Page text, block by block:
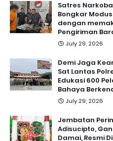
Satres
Bongkar
dengan
Pengiriman
July 29, 2026
Demi Jaga
Sat Lantas
Edukasi 600
Bahaya
July 29, 2026
Jembatan
Adisucipto,
Damai, Resmi